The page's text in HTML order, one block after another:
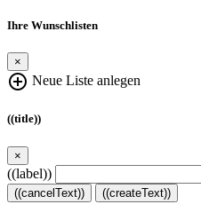
Ihre Wunschlisten
×
add_circle_outline Neue Liste anlegen
((title))
×
((label))
((cancelText)) ((createText))